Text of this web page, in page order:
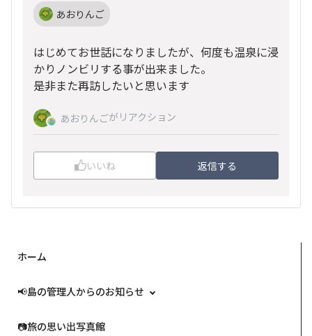
あおりんご
はじめてお世話になりましたが、何度も温泉に浸
かりノンビリする事が出来ました。
是非また再訪したいと思います
あおりんごがリアクション
いいね 返信する
ホーム
📢島の管理人からのお知らせ
📷️旅の思い出写真館